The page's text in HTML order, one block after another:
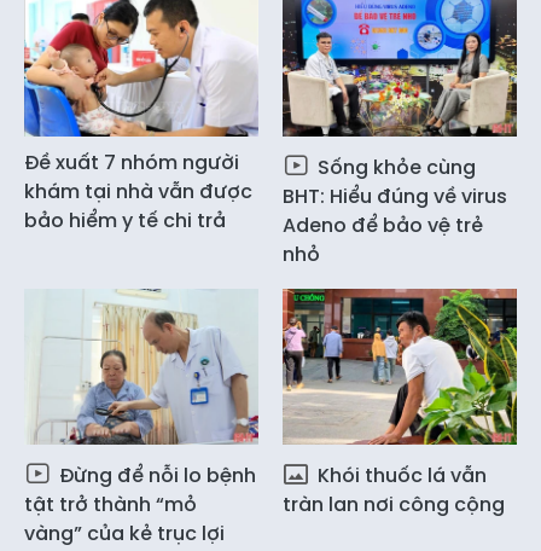
Đề xuất 7 nhóm người
khám tại nhà vẫn được
bảo hiểm y tế chi trả
Sống khỏe cùng
BHT: Hiểu đúng về virus
Adeno để bảo vệ trẻ
nhỏ
Đừng để nỗi lo bệnh
tật trở thành “mỏ
vàng” của kẻ trục lợi
Khói thuốc lá vẫn
tràn lan nơi công cộng